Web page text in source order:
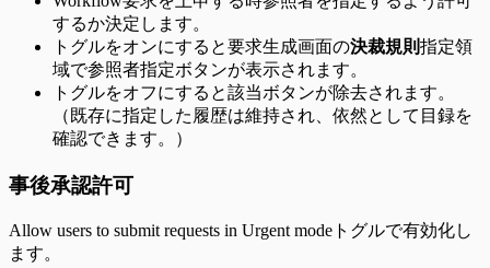
するか決定します。
トグルをオンにすると要求生成画面の決裁規則指定領
域で参照者指定ボタンが表示されます。
トグルをオフにすると該当ボタンが除去されます。
（既存に指定した履歴は維持され、依然として目録を
確認できます。）
事後承認許可
Allow users to submit requests in Urgent modeトグルで有効化し
ます。